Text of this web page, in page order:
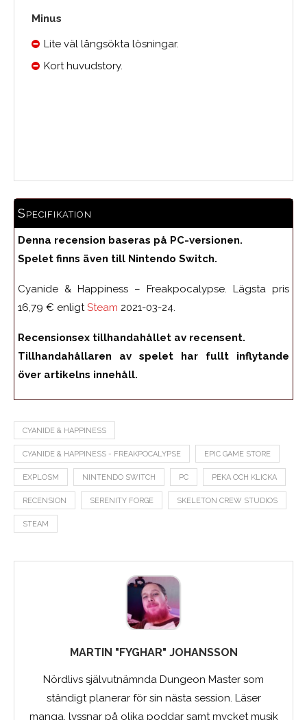
Minus
Lite väl långsökta lösningar.
Kort huvudstory.
Specifikation
Denna recension baseras på PC-versionen.
Spelet finns även till Nintendo Switch.
Cyanide & Happiness – Freakpocalypse. Lägsta pris
16,79 € enligtSteam 2021-03-24.
Recensionsex tillhandahållet av recensent.
Tillhandahållaren av spelet har fullt inflytande
över artikelns innehåll.
CYANIDE & HAPPINESS
CYANIDE & HAPPINESS - FREAKPOCALYPSE EPIC GAME STORE
EXPLOSM NINTENDO SWITCH PC PEKA OCH KLICKA
RECENSION SERENITY FORGE SKELETON CREW STUDIOS
STEAM
MARTIN "FYGHAR" JOHANSSON
Nördlivs självutnämnda Dungeon Master som
ständigt planerar för sin nästa session. Läser
manga, lyssnar på olika poddar samt mycket musik